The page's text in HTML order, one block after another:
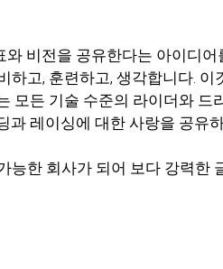
비전을 공유한다는 아이디
고, 훈련하고, 생각합니다.
모든 기술 수준의 라이더와
레이싱에 대한 사랑을 공유
한 회사가 되어 보다 강력한